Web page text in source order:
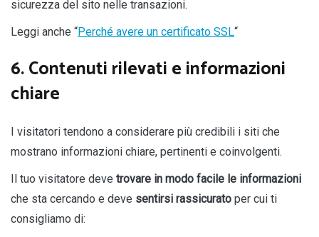
sicurezza del sito nelle transazioni.
Leggi anche “Perché avere un certificato SSL“
6. Contenuti rilevati e informazioni
chiare
I visitatori tendono a considerare più credibili i siti che
mostrano informazioni chiare, pertinenti e coinvolgenti.
Il tuo visitatore deve trovare in modo facile le informazioni
che sta cercando e deve sentirsi rassicurato per cui ti
consigliamo di: